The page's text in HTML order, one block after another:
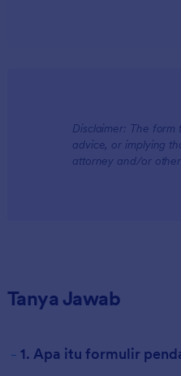
Disclaimer: The
advice, or implying
attorney and/or
Tanya Jawab
- 1. Apa itu formulir